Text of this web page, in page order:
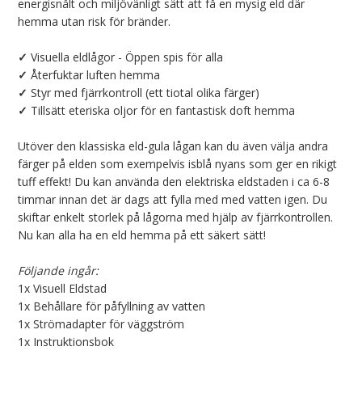
energisnålt och miljövänligt sätt att få en mysig eld där
hemma utan risk för bränder.
✓ Visuella eldlågor - Öppen spis för alla
✓ Återfuktar luften hemma
✓ Styr med fjärrkontroll (ett tiotal olika färger)
✓ Tillsätt eteriska oljor för en fantastisk doft hemma
Utöver den klassiska eld-gula lågan kan du även välja andra
färger på elden som exempelvis isblå nyans som ger en rikigt
tuff effekt! Du kan använda den elektriska eldstaden i ca 6-8
timmar innan det är dags att fylla med med vatten igen. Du
skiftar enkelt storlek på lågorna med hjälp av fjärrkontrollen.
Nu kan alla ha en eld hemma på ett säkert sätt!
Följande ingår:
1x Visuell Eldstad
1x Behållare för påfyllning av vatten
1x Strömadapter för väggström
1x Instruktionsbok